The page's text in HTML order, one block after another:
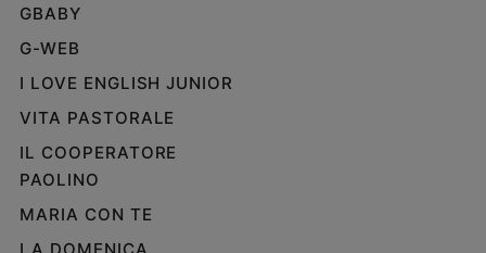
Registrati
Social
GBABY
G-WEB
I LOVE ENGLISH JUNIOR
VITA PASTORALE
IL COOPERATORE
PAOLINO
MARIA CON TE